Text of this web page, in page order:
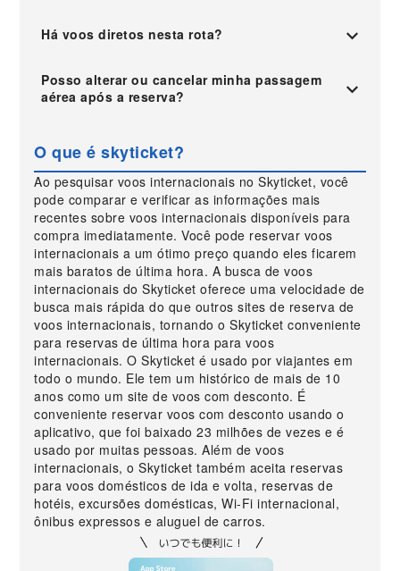
Há voos diretos nesta rota?
Posso alterar ou cancelar minha passagem
aérea após a reserva?
O que é skyticket?
Ao pesquisar voos internacionais no Skyticket, você
pode comparar e verificar as informações mais
recentes sobre voos internacionais disponíveis para
compra imediatamente. Você pode reservar voos
internacionais a um ótimo preço quando eles ficarem
mais baratos de última hora. A busca de voos
internacionais do Skyticket oferece uma velocidade de
busca mais rápida do que outros sites de reserva de
voos internacionais, tornando o Skyticket conveniente
para reservas de última hora para voos
internacionais. O Skyticket é usado por viajantes em
todo o mundo. Ele tem um histórico de mais de 10
anos como um site de voos com desconto. É
conveniente reservar voos com desconto usando o
aplicativo, que foi baixado 23 milhões de vezes e é
usado por muitas pessoas. Além de voos
internacionais, o Skyticket também aceita reservas
para voos domésticos de ida e volta, reservas de
hotéis, excursões domésticas, Wi-Fi internacional,
ônibus expressos e aluguel de carros.